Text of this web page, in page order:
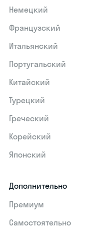
Немецкий
Французский
Итальянский
Португальский
Китайский
Турецкий
Греческий
Корейский
Японский
Дополнительно
Премиум
Самостоятельно